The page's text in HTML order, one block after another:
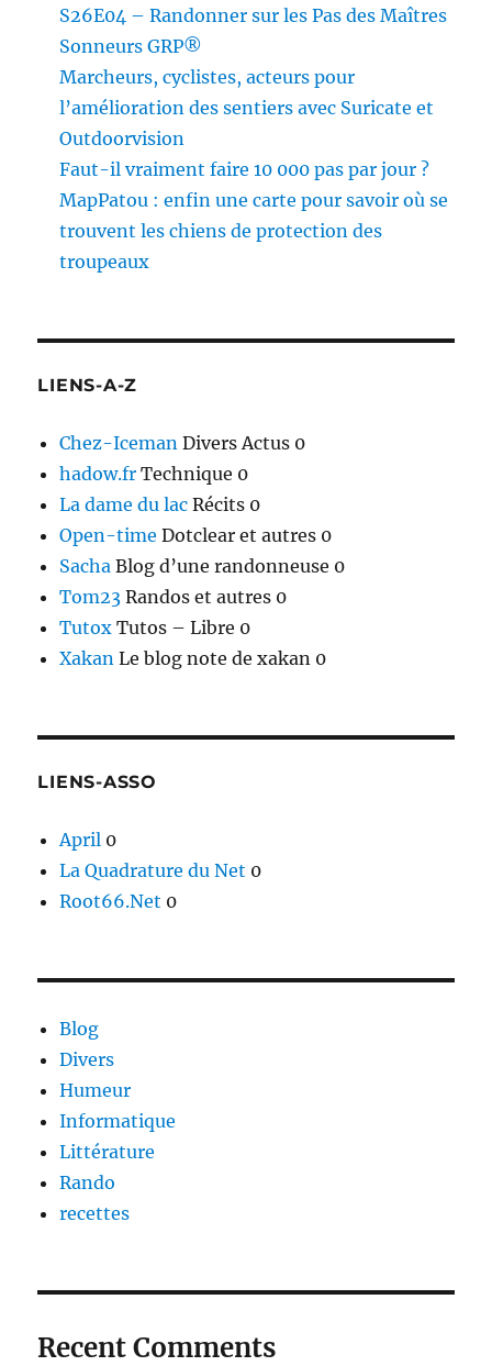
S26E04 – Randonner sur les Pas des Maîtres
Sonneurs GRP®
Marcheurs, cyclistes, acteurs pour
l’amélioration des sentiers avec Suricate et
Outdoorvision
Faut-il vraiment faire 10 000 pas par jour ?
MapPatou : enfin une carte pour savoir où se
trouvent les chiens de protection des
troupeaux
LIENS-A-Z
Chez-Iceman Divers Actus 0
hadow.fr Technique 0
La dame du lac Récits 0
Open-time Dotclear et autres 0
Sacha Blog d’une randonneuse 0
Tom23 Randos et autres 0
Tutox Tutos – Libre 0
Xakan Le blog note de xakan 0
LIENS-ASSO
April 0
La Quadrature du Net 0
Root66.Net 0
Blog
Divers
Humeur
Informatique
Littérature
Rando
recettes
Recent Comments